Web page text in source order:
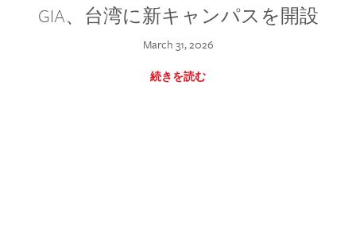
GIA、台湾に新キャンパスを開設
March 31, 2026
続きを読む